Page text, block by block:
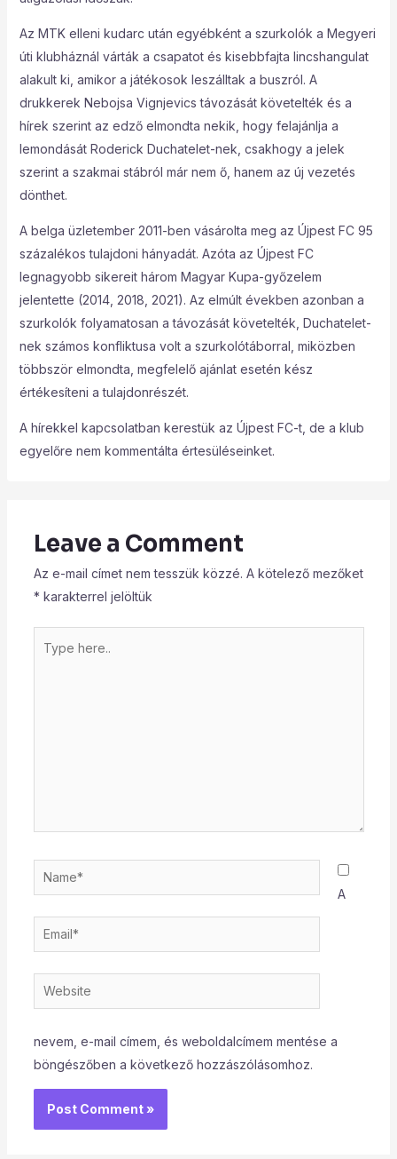
Az MTK elleni kudarc után egyébként a szurkolók a Megyeri
úti klubháznál várták a csapatot és kisebbfajta lincshangulat
alakult ki, amikor a játékosok leszálltak a buszról. A
drukkerek Nebojsa Vignjevics távozását követelték és a
hírek szerint az edző elmondta nekik, hogy felajánlja a
lemondását Roderick Duchatelet-nek, csakhogy a jelek
szerint a szakmai stábról már nem ő, hanem az új vezetés
dönthet.
A belga üzletember 2011-ben vásárolta meg az Újpest FC 95
százalékos tulajdoni hányadát. Azóta az Újpest FC
legnagyobb sikereit három Magyar Kupa-győzelem
jelentette (2014, 2018, 2021). Az elmúlt években azonban a
szurkolók folyamatosan a távozását követelték, Duchatelet-
nek számos konfliktusa volt a szurkolótáborral, miközben
többször elmondta, megfelelő ajánlat esetén kész
értékesíteni a tulajdonrészét.
A hírekkel kapcsolatban kerestük az Újpest FC-t, de a klub
egyelőre nem kommentálta értesüléseinket.
Leave a Comment
Az e-mail címet nem tesszük közzé. A kötelező mezőket
* karakterrel jelöltük
here..
Name*
Email*
Website
A
nevem, e-mail címem, és weboldalcímem mentése a
böngészőben a következő hozzászólásomhoz.